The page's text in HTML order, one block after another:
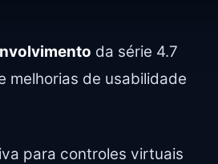
da série 4.7
melhorias de usabilidade
para controles virtuais